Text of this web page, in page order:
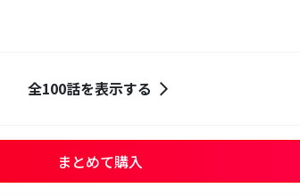
全100話を表示する
まとめて購入